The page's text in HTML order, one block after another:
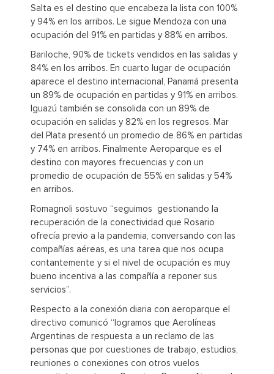
Salta es el destino que encabeza la lista con 100%
y 94% en los arribos. Le sigue Mendoza con una
ocupación del 91% en partidas y 88% en arribos.
Bariloche, 90% de tickets vendidos en las salidas y
84% en los arribos. En cuarto lugar de ocupación
aparece el destino internacional, Panamá presenta
un 89% de ocupación en partidas y 91% en arribos.
Iguazú también se consolida con un 89% de
ocupación en salidas y 82% en los regresos. Mar
del Plata presentó un promedio de 86% en partidas
y 74% en arribos. Finalmente Aeroparque es el
destino con mayores frecuencias y con un
promedio de ocupación de 55% en salidas y 54%
en arribos.
Romagnoli sostuvo “seguimos gestionando la
recuperación de la conectividad que Rosario
ofrecía previo a la pandemia, conversando con las
compañías aéreas, es una tarea que nos ocupa
contantemente y si el nivel de ocupación es muy
bueno incentiva a las compañía a reponer sus
servicios”.
Respecto a la conexión diaria con aeroparque el
directivo comunicó “logramos que Aerolíneas
Argentinas de respuesta a un reclamo de las
personas que por cuestiones de trabajo, estudios,
reuniones o conexiones con otros vuelos